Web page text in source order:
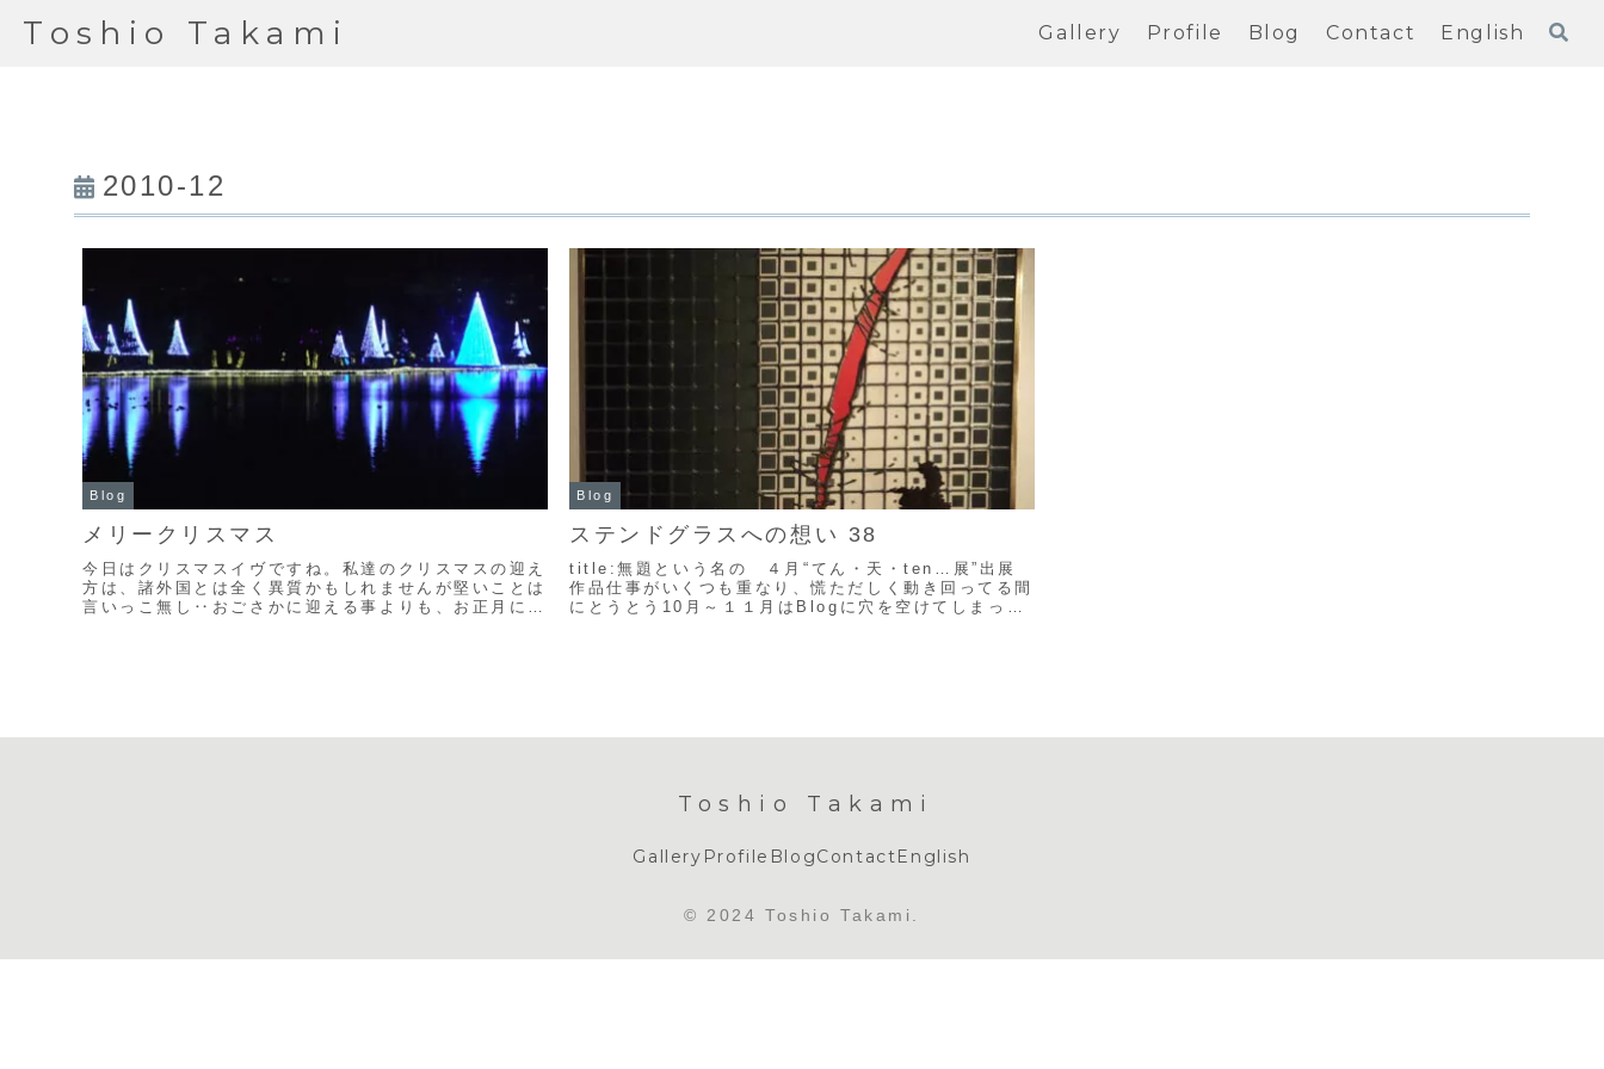
Toshio Takami Gallery Profile Blog Contact English
2010-12
Blog
メリークリスマス
今日はクリスマスイヴですね。私達のクリスマスの迎え
方は、諸外国とは全く異質かもしれませんが堅いことは
言いっこ無し‥おごさかに迎える事よりも、お正月につ
Blog
ステンドグラスへの想い 38
title:無題という名の ４月“てん・天・ten…展”出展
作品仕事がいくつも重なり、慌ただしく動き回ってる間
にとうとう10月～１１月はBlogに穴を空けてしまっ
Toshio Takami
Gallery Profile BlogContactEnglish
© 2024 Toshio Takami.